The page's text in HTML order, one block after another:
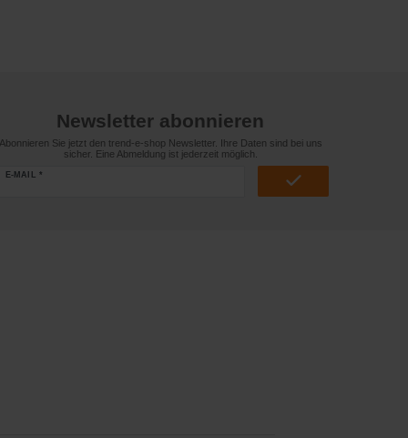
Newsletter abonnieren
Sie jetzt den trend-e-shop Newsletter. Ihre Daten sind bei uns
sicher. Eine Abmeldung ist jederzeit möglich.
E-MAIL *